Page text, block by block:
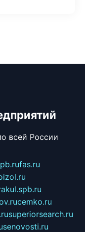
всей России
fas.ru
cemko.ru
superiorsearch.ru
senovosti.ru